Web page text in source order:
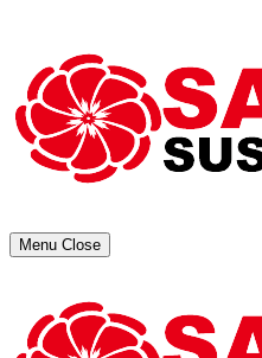
Menu Close